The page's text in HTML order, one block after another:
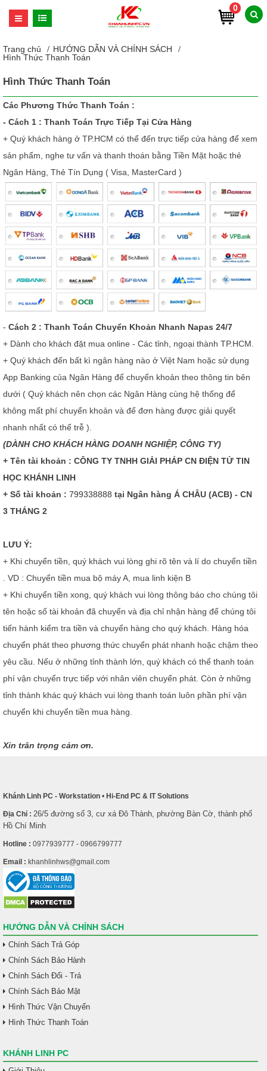
0
Trang chủ
HƯỚNG DẪN VÀ CHÍNH SÁCH
Hình Thức Thanh Toán
Hình Thức Thanh Toán
Các Phương Thức Thanh Toán :
- Cách 1 : Thanh Toán Trực Tiếp Tại Cửa Hàng
+ Quý khách hàng ở TP.HCM có thể đến trực tiếp cửa hàng để xem
sản phẩm, nghe tư vấn và thanh thoán bằng Tiền Mặt hoặc thẻ
Ngân Hàng, Thẻ Tín Dụng ( Visa, MasterCard )
- Cách 2 : Thanh Toán Chuyển Khoản Nhanh Napas 24/7
+ Dành cho khách đặt mua online - Các tỉnh, ngoại thành TP.HCM.
+ Quý khách đến bất kì ngân hàng nào ở Việt Nam hoặc sử dụng
App Banking của Ngân Hàng để chuyển khoản theo thông tin bên
dưới ( Quý khách nên chọn các Ngân Hàng cùng hệ thống để
không mất phí chuyển khoản và để đơn hàng được giải quyết
nhanh nhất có thể trễ ).
(DÀNH CHO KHÁCH HÀNG DOANH NGHIỆP, CÔNG TY)
+ Tên tài khoản : CÔNG TY TNHH GIẢI PHÁP CN ĐIỆN TỬ TIN
HỌC KHÁNH LINH
+ Số tài khoản : 799338888 tại Ngân hàng Á CHÂU (ACB) - CN
3 THÁNG 2
LƯU Ý:
+ Khi chuyển tiền, quý khách vui lòng ghi rõ tên và lí do chuyển tiền
. VD : Chuyển tiền mua bộ máy A, mua linh kiện B
+ Khi chuyển tiền xong, quý khách vui lòng thông báo cho chúng tôi
tên hoặc số tài khoản đã chuyển và địa chỉ nhận hàng để chúng tôi
tiến hành kiểm tra tiền và chuyển hàng cho quý khách. Hàng hóa
chuyển phát theo phương thức chuyển phát nhanh hoặc chậm theo
yêu cầu. Nếu ở những tỉnh thành lớn, quý khách có thể thanh toán
phí vận chuyển trực tiếp với nhân viên chuyển phát. Còn ở những
tỉnh thành khác quý khách vui lòng thanh toán luôn phần phí vận
chuyển khi chuyển tiền mua hàng.
Xin trân trọng cảm ơn.
Khánh Linh PC - Workstation • Hi-End PC & IT Solutions
Địa Chỉ : 26/5 đường số 3, cư xá Đô Thành, phường Bàn Cờ, thành phố
Hồ Chí Minh
Hotline : 0977939777 - 0966799777
Email : khanhlinhws@gmail.com
HƯỚNG DẪN VÀ CHÍNH SÁCH
Chính Sách Trả Góp
Chính Sách Bảo Hành
Chính Sách Đổi - Trả
Chính Sách Bảo Mật
Hình Thức Vận Chuyển
Hình Thức Thanh Toán
KHÁNH LINH PC